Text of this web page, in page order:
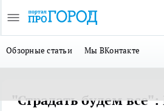
Обзорные статьи Мы ВКонтакте
"Страдать будем